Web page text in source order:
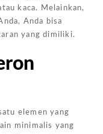
kaca. Melainkan,
Anda bisa
yang dimiliki.
elemen yang
minimalis yang